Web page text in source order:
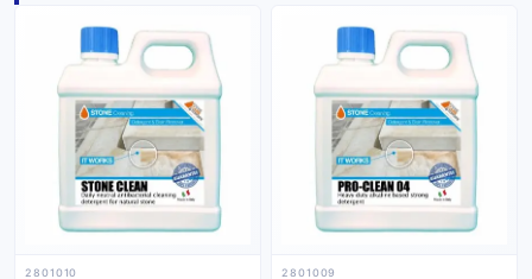
2801010 2801009